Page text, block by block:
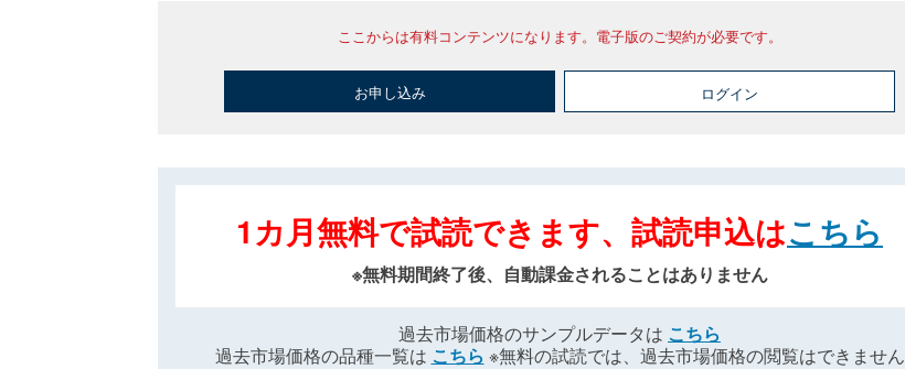
ここからは有料コンテンツになります。電子版のご契約が必要です。
お申し込み ログイン
1カ月無料で試読できます、試読申込はこちら
※無料期間終了後、自動課金されることはありません
過去市場価格のサンプルデータは こちら
過去市場価格の品種一覧は こちら ※無料の試読では、過去市場価格の閲覧はできません